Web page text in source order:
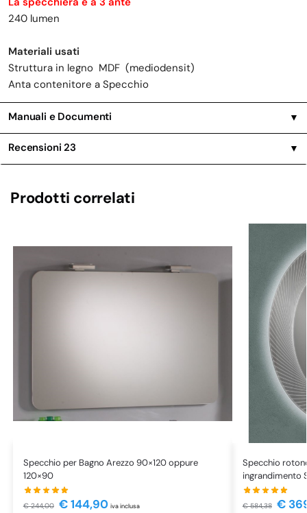
240 lumen
Materiali usati
Struttura in legno MDF (mediodensit)
Anta contenitore a Specchio
Manuali e Documenti ▼
Recensioni23 ▼
Prodotti correlati
Specchio per Bagno Arezzo 90×120 oppure
120×90
€244,00 €144,90 iva inclusa
Specchio
ingrandimento
€584,38 €